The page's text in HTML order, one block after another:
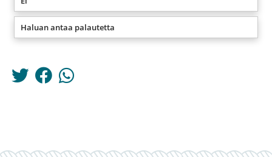
Haluan antaa palautetta